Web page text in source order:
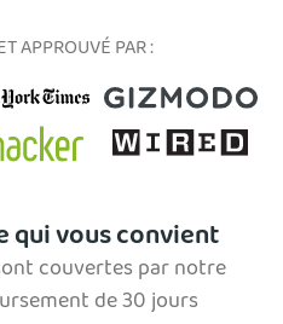
APPROUVÉ PAR :
qui vous convient
couvertes par notre
de 30 jours